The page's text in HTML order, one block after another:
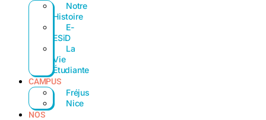
Notre
Histoire
E-
ESiD
La
Vie
Étudiante
CAMPUS
Fréjus
Nice
NOS